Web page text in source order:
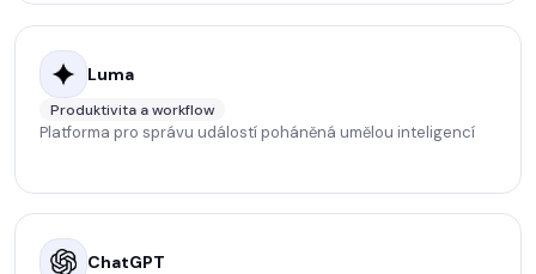
Luma
Produktivita a workflow
Platforma pro správu událostí poháněná umělou inteligencí
ChatGPT